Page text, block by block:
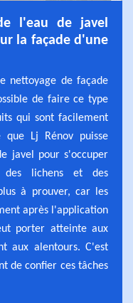
l'eau de javel
la façade d'une
nettoyage de façade
de faire ce type
qui sont facilement
que Lj Rénov puisse
javel pour s'occuper
des lichens et des
à prouver, car les
après l'application
porter atteinte aux
aux alentours. C'est
de confier ces tâches